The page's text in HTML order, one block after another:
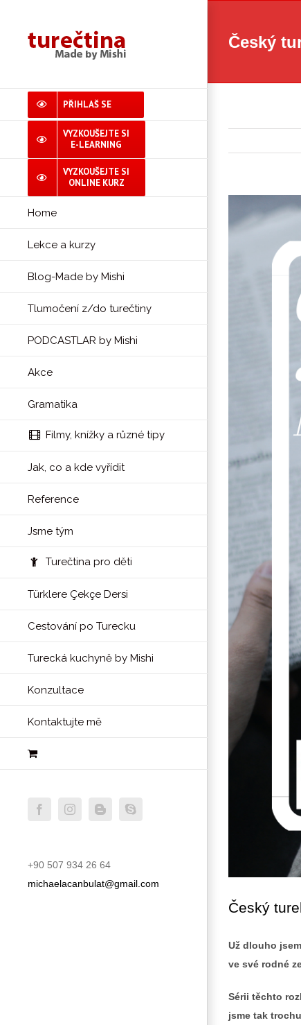
content
PŘIHLAŠ SE
VYZKOUŠEJTE SI
E-LEARNING
VYZKOUŠEJTE SI
ONLINE KURZ
Home
Lekce a kurzy
Blog-Made by Mishi
Tlumočení z/do turečtiny
PODCASTLAR by Mishi
Akce
Gramatika
Filmy, knížky a různé tipy
Jak, co a kde vyřídit
Reference
Jsme tým
Turečtina pro děti
Türklere Çekçe Dersi
Cestování po Turecku
Turecká kuchyně by Mishi
Konzultace
Kontaktujte mě
facebookinstagrambloggerskype
+90 507 934 26 64
michaelacanbulat@gmail.com
Český
Larger
Český
Už dlouho
ve své rodné
Sérii těchto
jsme tak